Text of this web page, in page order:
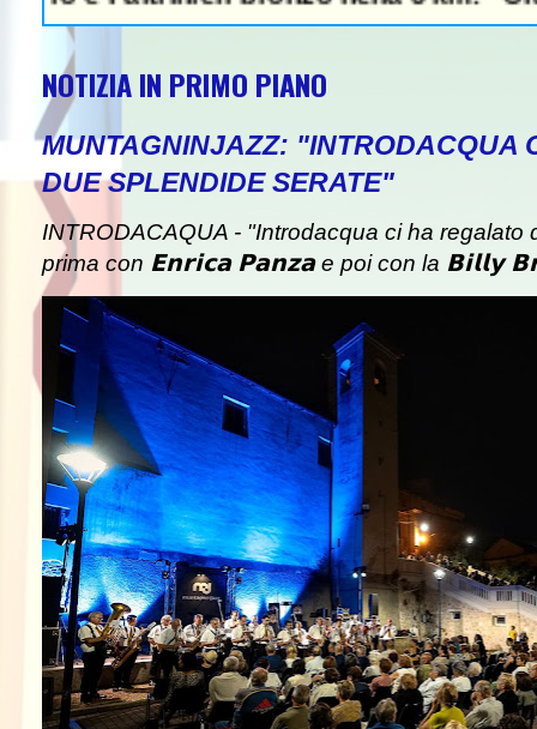
NOTIZIA IN PRIMO PIANO
MUNTAGNINJAZZ: "INTRODACQUA
DUE SPLENDIDE SERATE"
INTRODACAQUA - "Introdacqua ci ha regalato
prima con 𝗘𝗻𝗿𝗶𝗰𝗮 𝗣𝗮𝗻𝘇𝗮 e poi con la 𝗕𝗶𝗹𝗹𝘆